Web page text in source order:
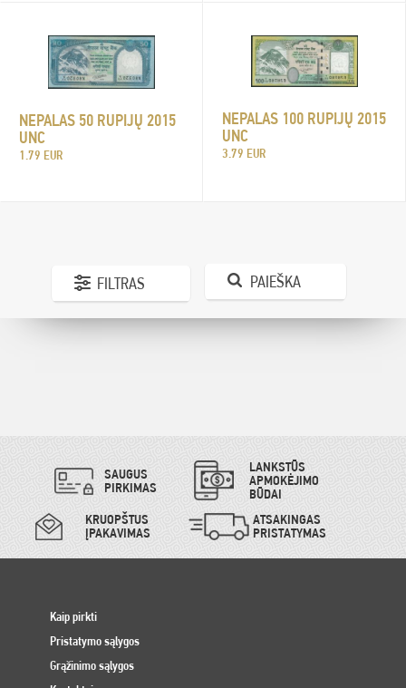
NEPALAS 50 RUPIJŲ 2015
UNC
1.79 EUR
NEPALAS 100 RUPIJŲ 2015
UNC
3.79 EUR
FILTRAS PAIEŠKA
SAUGUS
PIRKIMAS
LANKSTŪS
APMOKĖJIMO
BŪDAI
KRUOPŠTUS
ĮPAKAVIMAS
ATSAKINGAS
PRISTATYMAS
Kaip pirkti
Pristatymo sąlygos
Grąžinimo sąlygos